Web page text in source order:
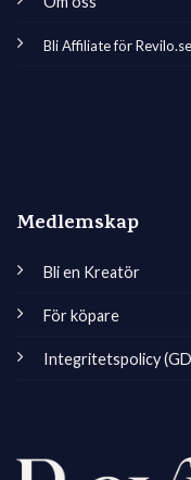
Bli Affiliate för Revilo.se
Medlemskap
Bli en Kreatör
För köpare
Integritetspolicy